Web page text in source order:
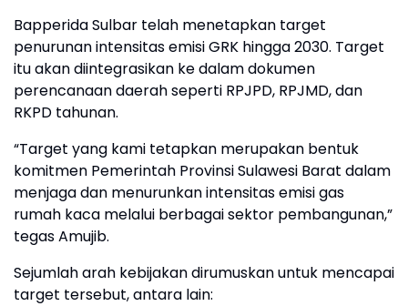
Bapperida Sulbar telah menetapkan target
penurunan intensitas emisi GRK hingga 2030. Target
itu akan diintegrasikan ke dalam dokumen
perencanaan daerah seperti RPJPD, RPJMD, dan
RKPD tahunan.
“Target yang kami tetapkan merupakan bentuk
komitmen Pemerintah Provinsi Sulawesi Barat dalam
menjaga dan menurunkan intensitas emisi gas
rumah kaca melalui berbagai sektor pembangunan,”
tegas Amujib.
Sejumlah arah kebijakan dirumuskan untuk mencapai
target tersebut, antara lain: